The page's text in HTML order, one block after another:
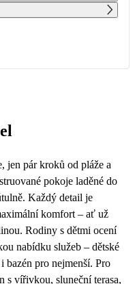
11 12 13
jen pár kroků od pláže a
pokoje laděné do
Každý detail je
komfort – ať už
Rodiny s dětmi ocení
nabídku služeb – dětské
bazén pro nejmenší. Pro
s vířivkou, sluneční terasa,